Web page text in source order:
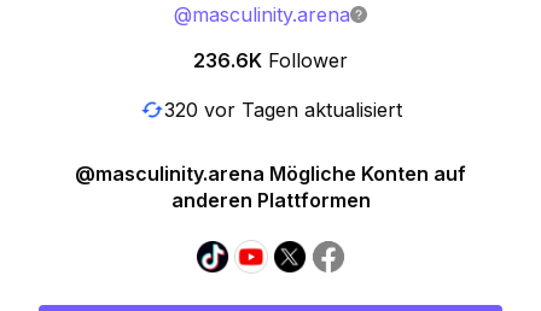
@masculinity.arena
236.6K Follower
320 vor Tagen aktualisiert
@masculinity.arena Mögliche Konten auf
anderen Plattformen